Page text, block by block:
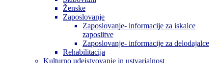
Ženske
Zaposlovanje
Zaposlovanje- informacije za iskalce
zaposlitve
Zaposlovanje- informacije za delodajalce
Rehabilitacija
Kulturno udejstvovanje in ustvarjalnost